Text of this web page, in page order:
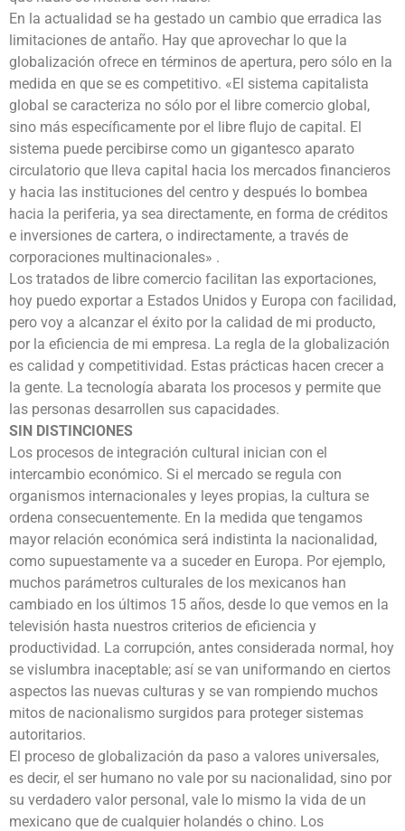
En la actualidad se ha gestado un cambio que erradica las
limitaciones de antaño. Hay que aprovechar lo que la
globalización ofrece en términos de apertura, pero sólo en la
medida en que se es competitivo. «El sistema capitalista
global se caracteriza no sólo por el libre comercio global,
sino más específicamente por el libre flujo de capital. El
sistema puede percibirse como un gigantesco aparato
circulatorio que lleva capital hacia los mercados financieros
y hacia las instituciones del centro y después lo bombea
hacia la periferia, ya sea directamente, en forma de créditos
e inversiones de cartera, o indirectamente, a través de
corporaciones multinacionales» .
Los tratados de libre comercio facilitan las exportaciones,
hoy puedo exportar a Estados Unidos y Europa con facilidad,
pero voy a alcanzar el éxito por la calidad de mi producto,
por la eficiencia de mi empresa. La regla de la globalización
es calidad y competitividad. Estas prácticas hacen crecer a
la gente. La tecnología abarata los procesos y permite que
las personas desarrollen sus capacidades.
SIN DISTINCIONES
Los procesos de integración cultural inician con el
intercambio económico. Si el mercado se regula con
organismos internacionales y leyes propias, la cultura se
ordena consecuentemente. En la medida que tengamos
mayor relación económica será indistinta la nacionalidad,
como supuestamente va a suceder en Europa. Por ejemplo,
muchos parámetros culturales de los mexicanos han
cambiado en los últimos 15 años, desde lo que vemos en la
televisión hasta nuestros criterios de eficiencia y
productividad. La corrupción, antes considerada normal, hoy
se vislumbra inaceptable; así se van uniformando en ciertos
aspectos las nuevas culturas y se van rompiendo muchos
mitos de nacionalismo surgidos para proteger sistemas
autoritarios.
El proceso de globalización da paso a valores universales,
es decir, el ser humano no vale por su nacionalidad, sino por
su verdadero valor personal, vale lo mismo la vida de un
mexicano que de cualquier holandés o chino. Los